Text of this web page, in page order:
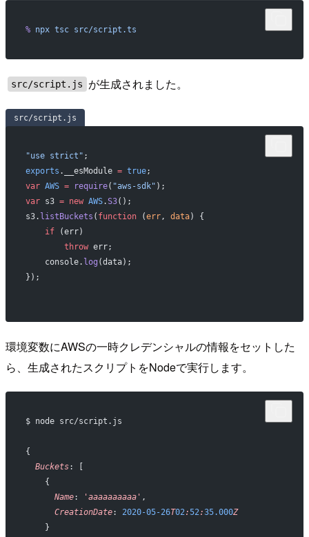
% npx tsc src/script.ts
src/script.js が生成されました。
src/script.js
"use strict" ;
exports .__esModule = true;
var AWS = require( "aws-sdk" );
var s3 = new AWS.S3();
s3. listBuckets ( function (err, data) {
    if
(err)
        throw
err;
    console.
log (data);
});
環境変数にAWSの一時クレデンシャルの情報をセットした
ら、生成されたスクリプトをNodeで実行します。
$ node src/script.js
{
  Buckets
: [
    {
      Name
: 'aaaaaaaaaa' ,
      CreationDate
: 2020-05-26T02:52:35.000Z
    }